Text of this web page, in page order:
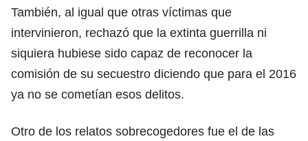
También, al igual que otras víctimas que
intervinieron, rechazó que la extinta guerrilla ni
siquiera hubiese sido capaz de reconocer la
comisión de su secuestro diciendo que para el 2016
ya no se cometían esos delitos.
Otro de los relatos sobrecogedores fue el de las